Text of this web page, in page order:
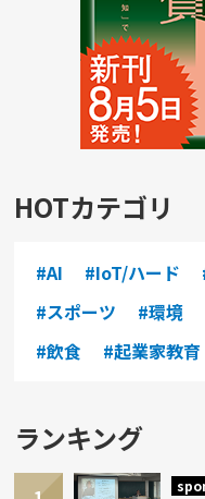
HOTカテゴリ
#AI #IoT/ハード
#スポーツ
#環境
#飲食
#起業家教育
ランキング